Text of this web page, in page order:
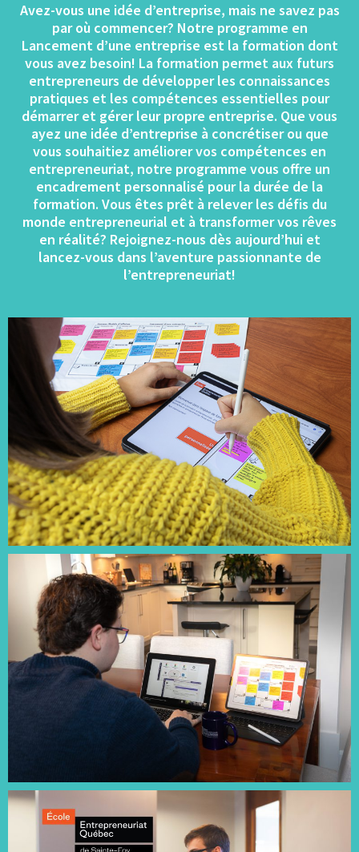
Avez-vous une idée d’entreprise, mais ne savez pas
par où commencer? Notre programme en
Lancement d’une entreprise est la formation dont
vous avez besoin! La formation permet aux futurs
entrepreneurs de développer les connaissances
pratiques et les compétences essentielles pour
démarrer et gérer leur propre entreprise. Que vous
ayez une idée d’entreprise à concrétiser ou que
vous souhaitiez améliorer vos compétences en
entrepreneuriat, notre programme vous offre un
encadrement personnalisé pour la durée de la
formation. Vous êtes prêt à relever les défis du
monde entrepreneurial et à transformer vos rêves
en réalité? Rejoignez-nous dès aujourd’hui et
lancez-vous dans l’aventure passionnante de
l’entrepreneuriat!